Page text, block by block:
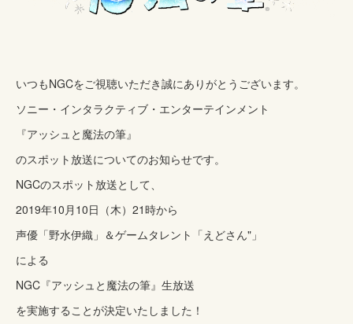
いつもNGCをご視聴いただき誠にありがとうございます。
ソニー・インタラクティブ・エンターテインメント
『アッシュと魔法の筆』
のスポット放送についてのお知らせです。
NGCのスポット放送として、
2019年10月10日（木）21時から
声優「野水伊織」＆ゲームタレント「えどさん"」
による
NGC『アッシュと魔法の筆』生放送
を実施することが決定いたしました！